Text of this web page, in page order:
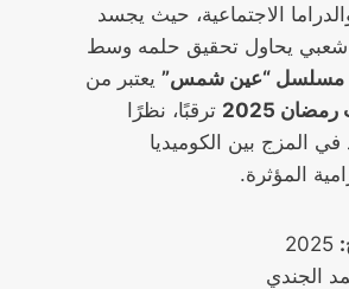
الاجتماعية، حيث يجسد
يحاول تحقيق حلمه وسط
مسلسل “عين شمس” يعتبر من
2025
ترقبًا، نظرًا
في المزج بين الكوميديا
المؤثرة.
الجندي